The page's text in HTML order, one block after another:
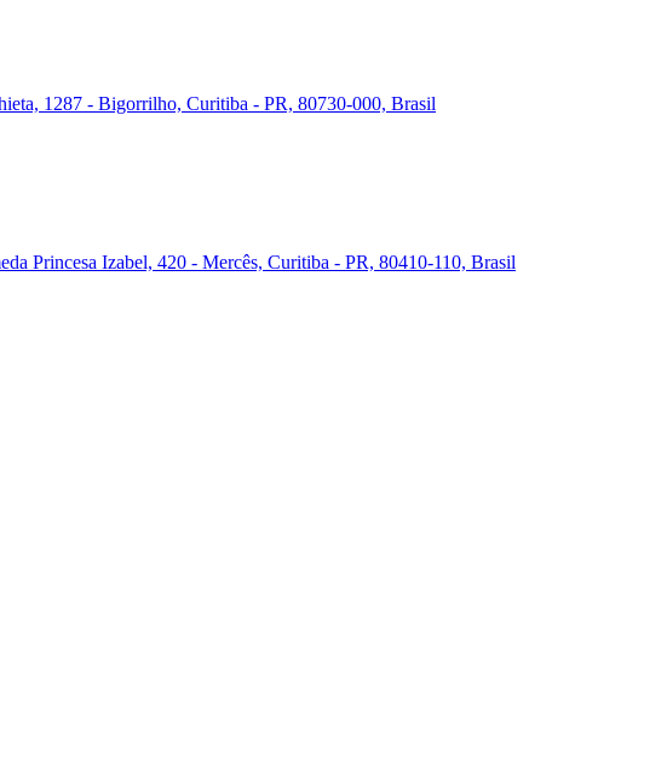
1287 - Bigorrilho, Curitiba - PR, 80730-000, Brasil
Princesa Izabel, 420 - Mercês, Curitiba - PR, 80410-110, Brasil